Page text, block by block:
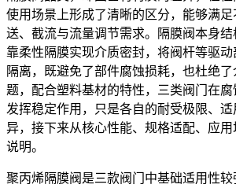
使用场景上形成了清晰的区分，能够满
送、截流与流量调节需求。隔膜阀本身
靠柔性隔膜实现介质密封，将阀杆等驱
隔离，既避免了部件腐蚀损耗，也杜绝
题，配合塑料基材的特性，三类阀门在
发挥稳定作用，只是各自的耐受极限、
异，接下来从核心性能、规格适配、应
说明。
聚丙烯隔膜阀是三款阀门中基础适用性